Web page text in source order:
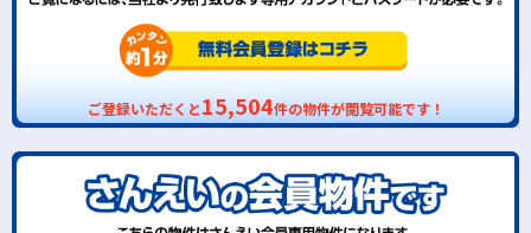
ご登録いただくと15,504件の物件が閲覧可能です！